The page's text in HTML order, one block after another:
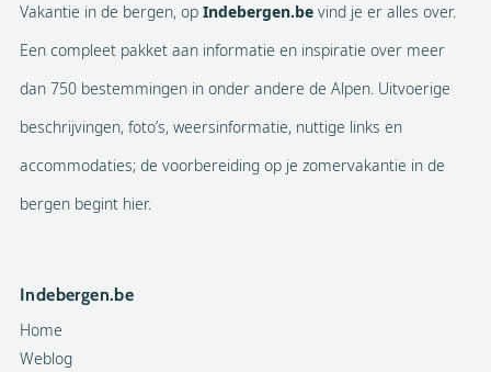
Vakantie in de bergen, op Indebergen.be vind je er alles over.
Een compleet pakket aan informatie en inspiratie over meer
dan 750 bestemmingen in onder andere de Alpen. Uitvoerige
beschrijvingen, foto’s, weersinformatie, nuttige links en
accommodaties; de voorbereiding op je zomervakantie in de
bergen begint hier.
Indebergen.be
Home
Weblog